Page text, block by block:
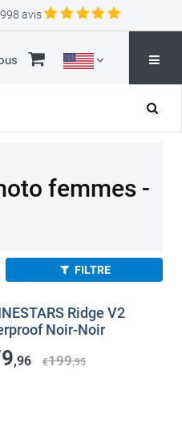
avis
femmes -
FILTRE
Ridge V2
Noir-Noir
,96 €199,95